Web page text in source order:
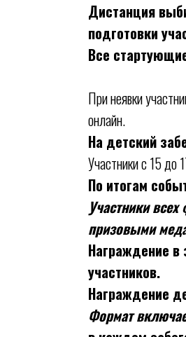
Дистанция
подготовки
Все
При неявки
онлайн.
На детский
Участники с 15 до
По итогам
Участники
призовыми
Награждение в
участников.
Награждение
Формат